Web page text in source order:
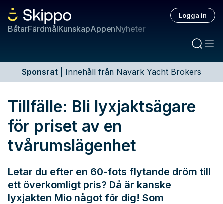
BåtarFärdmålKunskapAppenNyheter
Logga in
Sponsrat Innehåll från Navark Yacht Brokers
Tillfälle: Bli lyxjaktsägare
för priset av en
tvårumslägenhet
Letar du efter en 60-fots flytande dröm till
ett överkomligt pris? Då är kanske
lyxjakten Mio något för dig! Som